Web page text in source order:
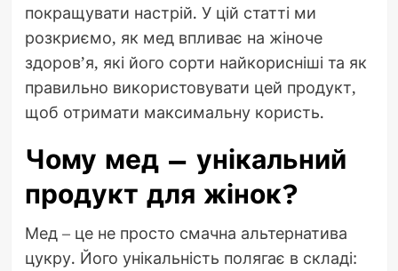
покращувати настрій. У цій статті ми
розкриємо, як мед впливає на жіноче
здоров’я, які його сорти найкорисніші та як
правильно використовувати цей продукт,
щоб отримати максимальну користь.
Чому мед – унікальний
продукт для жінок?
Мед – це не просто смачна альтернатива
цукру. Його унікальність полягає в складі: